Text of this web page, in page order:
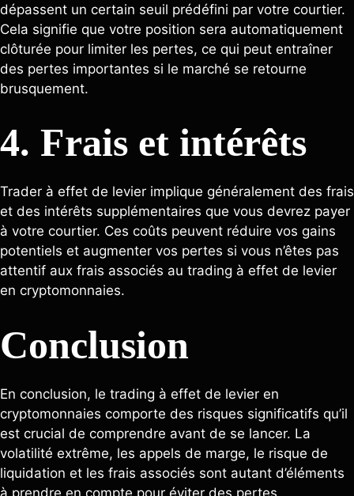
dépassent un certain seuil prédéfini par votre courtier.
Cela signifie que votre position sera automatiquement
clôturée pour limiter les pertes, ce qui peut entraîner
des pertes importantes si le marché se retourne
brusquement.
4. Frais et intérêts
Trader à effet de levier implique généralement des frais
et des intérêts supplémentaires que vous devrez payer
à votre courtier. Ces coûts peuvent réduire vos gains
potentiels et augmenter vos pertes si vous n’êtes pas
attentif aux frais associés au trading à effet de levier
en cryptomonnaies.
Conclusion
En conclusion, le trading à effet de levier en
cryptomonnaies comporte des risques significatifs qu’il
est crucial de comprendre avant de se lancer. La
volatilité extrême, les appels de marge, le risque de
liquidation et les frais associés sont autant d’éléments
à prendre en compte pour éviter des pertes